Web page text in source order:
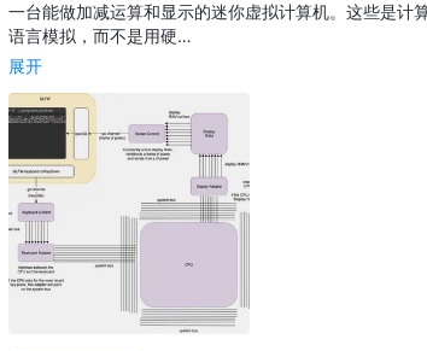
一台能做加减运算和显示的迷你虚拟计算机。这些是计
语言模拟，而不是用硬…
展开